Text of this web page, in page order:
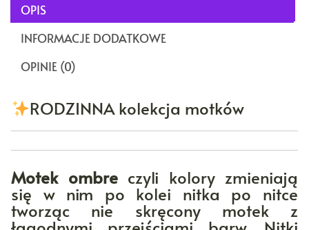
OPIS
INFORMACJE DODATKOWE
OPINIE (0)
RODZINNA kolekcja motków
Motek ombreczyli kolory zmieniają
się w nim po kolei nitka po nitce
tworząc nie skręcony motek z